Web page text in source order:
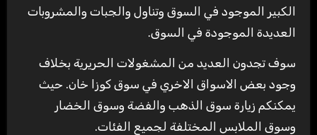
الكبير الموجود في السوق وتناول والجبات والمشروبات
العديدة الموجودة في السوق.
سوف تجدون العديد من المشغولات الحريرية بخلاف
وجود بعض الاسواق الاخري في سوق كوزا خان. حيث
يمكنكم زيارة سوق الذهب والفضة وسوق الخضار
وسوق الملابس المختلفة لجميع الفئات.